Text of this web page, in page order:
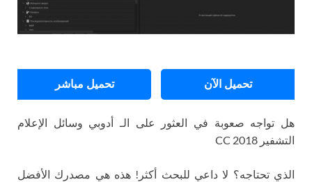
تحميل الآن تحميل مباشر
هل تواجه صعوبة في العثور على الـ أدوبي وسائل الإعلام
التشفير CC 2018
الذي تحتاجه؟ لا داعي للبحث أكثر! هذه هي مصدرك الأفضل